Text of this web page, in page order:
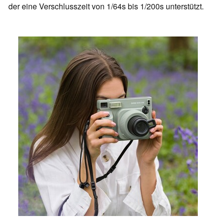
der eine Verschlusszeit von 1/64s bis 1/200s unterstützt.